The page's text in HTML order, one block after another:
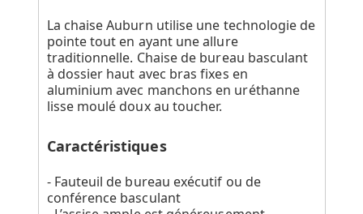
La chaise Auburn utilise une technologie de
pointe tout en ayant une allure
traditionnelle. Chaise de bureau basculant
à dossier haut avec bras fixes en
aluminium avec manchons en uréthanne
lisse moulé doux au toucher.
Caractéristiques
- Fauteuil de bureau exécutif ou de
conférence basculant